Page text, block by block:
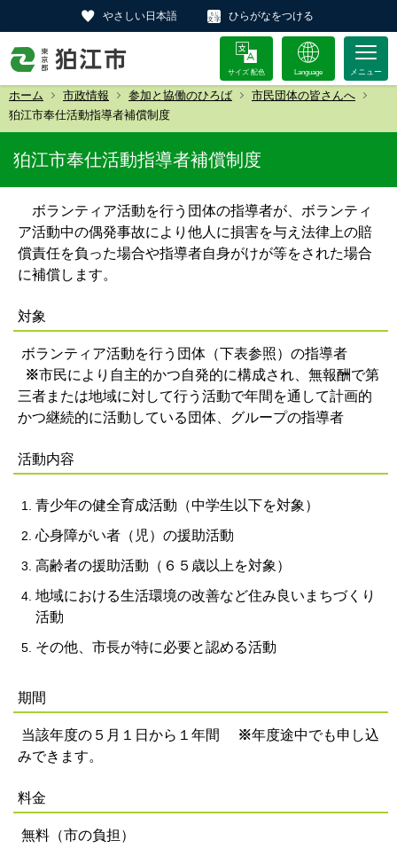
やさしい日本語 ひらがなをつける
サイズ 配色 Language
ホーム 市政情報 参加と協働のひろば
市民団体の皆さんへ
狛江市奉仕活動指導者補償制度
狛江市奉仕活動指導者補償制度
ボランティア活動を行う団体の指導者が、ボランティ
ア活動中の偶発事故により他人に損害を与え法律上の賠
償責任を負った場合や指導者自身がけが等をされた場合
に補償します。
対象
ボランティア活動を行う団体（下表参照）の指導者
※市民により自主的かつ自発的に構成され、無報酬で第
三者または地域に対して行う活動で年間を通して計画的
かつ継続的に活動している団体、グループの指導者
活動内容
青少年の健全育成活動（中学生以下を対象）
心身障がい者（児）の援助活動
高齢者の援助活動（６５歳以上を対象）
地域における生活環境の改善など住み良いまちづくり
活動
その他、市長が特に必要と認める活動
期間
当該年度の５月１日から１年間 ※年度途中でも申し込
みできます。
料金
無料（市の負担）